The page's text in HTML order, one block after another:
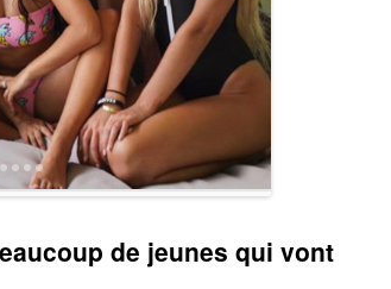
de jeunes qui vont